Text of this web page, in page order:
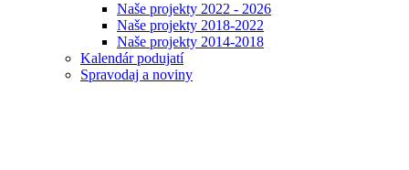
Naše projekty 2022 - 2026
Naše projekty 2018-2022
Naše projekty 2014-2018
Kalendár podujatí
Spravodaj a noviny